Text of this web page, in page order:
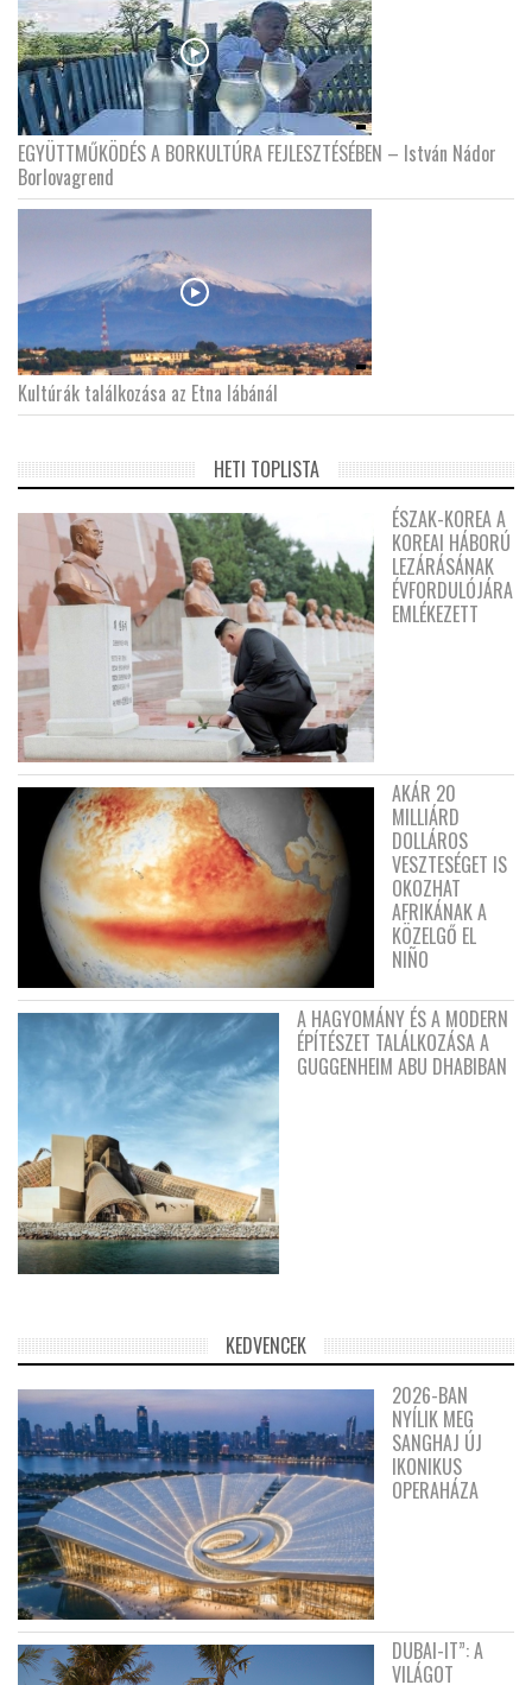
EGYÜTTMŰKÖDÉS A BORKULTÚRA FEJLESZTÉSÉBEN – István Nádor
Borlovagrend
Kultúrák találkozása az Etna lábánál
HETI TOPLISTA
ÉSZAK-KOREA A
KOREAI HÁBORÚ
LEZÁRÁSÁNAK
ÉVFORDULÓJÁRA
EMLÉKEZETT
AKÁR 20
MILLIÁRD
DOLLÁROS
VESZTESÉGET IS
OKOZHAT
AFRIKÁNAK A
KÖZELGŐ EL
NIÑO
A HAGYOMÁNY ÉS A MODERN
ÉPÍTÉSZET TALÁLKOZÁSA A
GUGGENHEIM ABU DHABIBAN
KEDVENCEK
2026-BAN
NYÍLIK MEG
SANGHAJ ÚJ
IKONIKUS
OPERAHÁZA
DUBAI-IT”: A
VILÁGOT